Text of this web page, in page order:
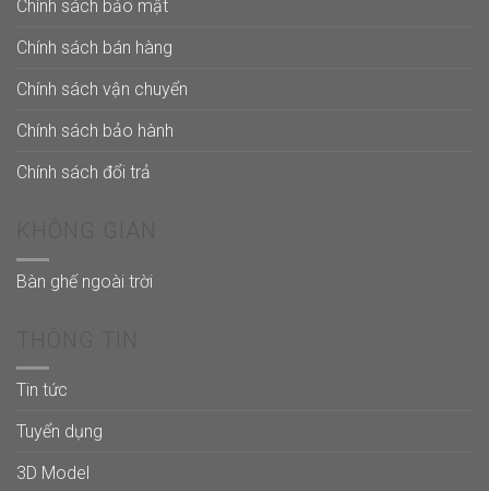
Chính sách bảo mật
Chính sách bán hàng
Chính sách vận chuyển
Chính sách bảo hành
Chính sách đổi trả
Bàn ghế ngoài trời
Tin tức
Tuyển dụng
3D Model